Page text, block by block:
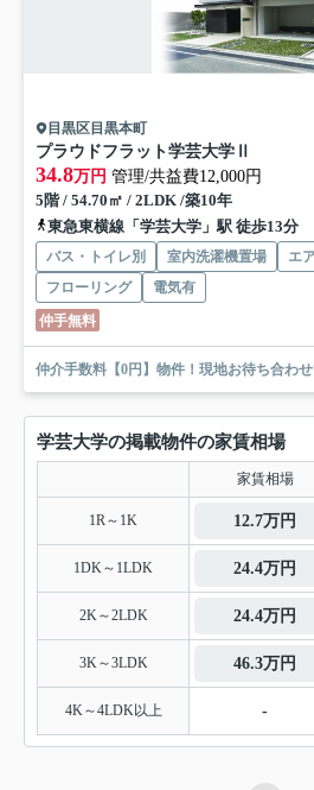
目黒区目黒本町
プラウドフラット学芸大学Ⅱ
34.8万円 管理/共益費12,000円
5階 / 54.70㎡ / 2LDK /築10年
東急東横線「学芸大学」駅 徒歩13分
バス・トイレ別 室内洗濯機置場 エ
フローリング
電気有
仲手無料
仲介手数料【0円】物件！現地お待ち合わ
学芸大学の掲載物件の家賃相場
家賃相場
1R～1K 12.7万円
1DK～1LDK 24.4万円
2K～2LDK 24.4万円
3K～3LDK 46.3万円
4K～4LDK以上 -